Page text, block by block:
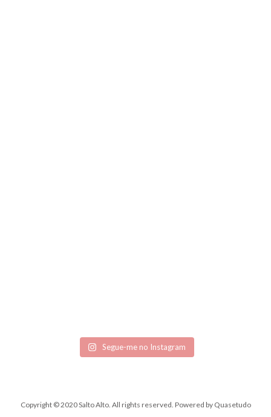
Segue-me no Instagram
Copyright © 2020 Salto Alto. All rights reserved. Powered by Quasetudo